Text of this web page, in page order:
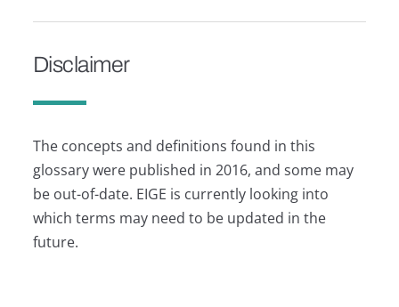
Disclaimer
The concepts and definitions found in this
glossary were published in 2016, and some may
be out-of-date. EIGE is currently looking into
which terms may need to be updated in the
future.